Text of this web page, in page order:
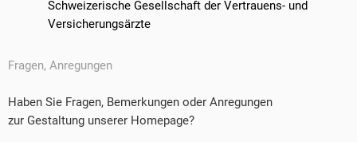
Schweizerische Gesellschaft der Vertrauens- und
Versicherungsärzte
Fragen, Anregungen
Haben Sie Fragen, Bemerkungen oder Anregungen
zur Gestaltung unserer Homepage?